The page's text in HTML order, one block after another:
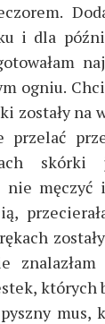
i dla
ogniu.
zostały na
przelać
skórki
nie
znalazłam
których
mus,